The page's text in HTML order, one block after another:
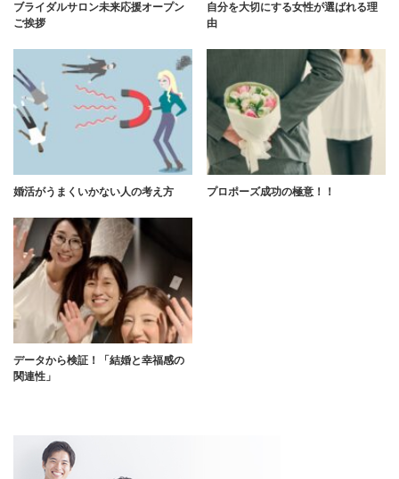
ブライダルサロン未来応援オープン
ご挨拶
自分を大切にする女性が選ばれる理
由
婚活がうまくいかない人の考え方 プロポーズ成功の極意！！
データから検証！「結婚と幸福感の
関連性」